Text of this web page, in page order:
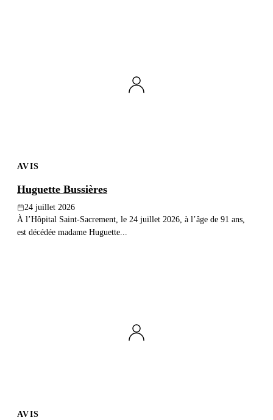
AVIS
Huguette Bussières
24 juillet 2026
À l’Hôpital Saint-Sacrement, le 24 juillet 2026, à l’âge de 91 ans,
est décédée madame Huguette...
AVIS